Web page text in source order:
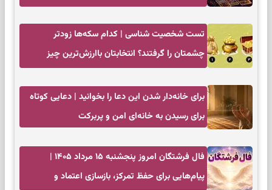
تست شخصیت شناسی | کدام سکه‌ها زودتر
چشمتان را گرفتند؟ انتخابتان باارزش‌ترین چیز
برای خانه‌دار شدن این دعا را بخوانید | دعایی کوتاه
برای رسیدن به خانه‌ای امن و پربرکت
فال فرشتگان امروز پنجشنبه ۱۵ مرداد ۱۴۰۵ |
پیام‌هایی برای حفظ تمرکز، بازسازی اعتماد و